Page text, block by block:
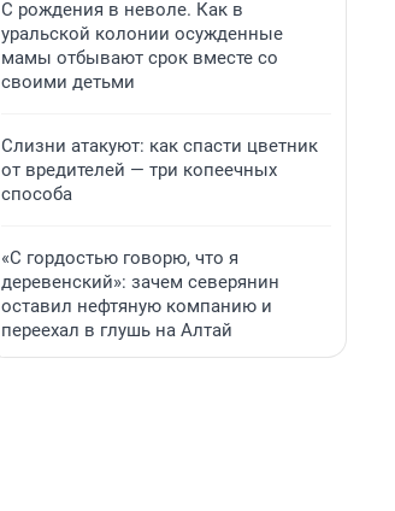
С рождения в неволе. Как в
уральской колонии осужденные
мамы отбывают срок вместе со
своими детьми
Слизни атакуют: как спасти цветник
от вредителей — три копеечных
способа
«С гордостью говорю, что я
деревенский»: зачем северянин
оставил нефтяную компанию и
переехал в глушь на Алтай